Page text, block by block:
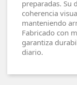
preparadas. Su
coherencia
manteniendo
Fabricado con
garantiza
diario.